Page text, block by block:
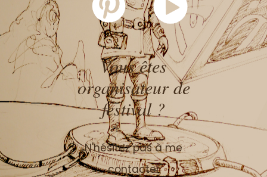
Vous êtes
organisateur de
festival ?
N'hésitez pas à me
contacter